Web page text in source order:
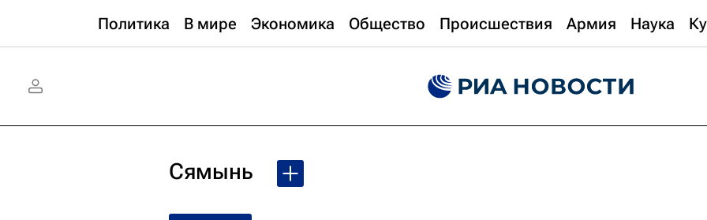
Политика В мире Экономика Общество Происшествия Армия Наука
Сямынь